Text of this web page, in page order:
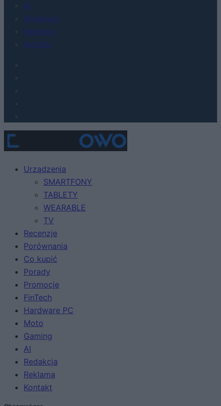
AI
Redakcja
Reklama
Kontakt
Urządzenia
SMARTFONY
TABLETY
WEARABLE
TV
Recenzje
Porównania
Co kupić
Porady
Promocje
FinTech
Hardware PC
Moto
Gaming
AI
Redakcja
Reklama
Kontakt